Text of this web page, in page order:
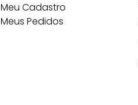
Meu Cadastro
Meus Pedidos